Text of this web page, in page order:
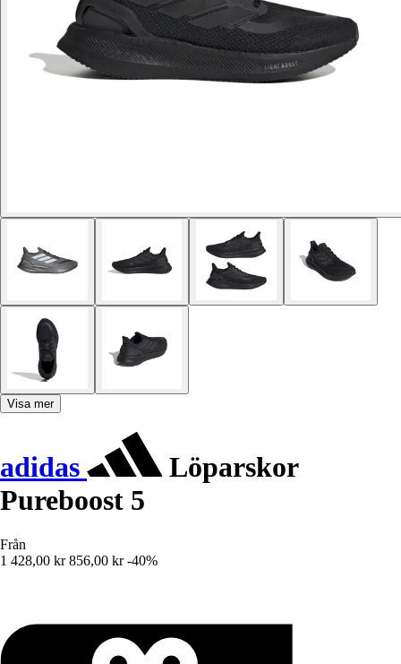
Visa mer
adidas
Löparskor
Pureboost 5
Från
1 428,00 kr 856,00 kr -40%